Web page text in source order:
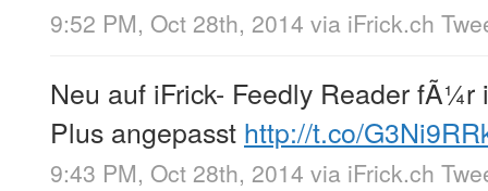
9:52 PM, Oct 28th, 2014 via iFrick.ch
Neu auf iFrick- Feedly Reader
Plus angepasst http://t.co/
9:43 PM, Oct 28th, 2014 via iFrick.ch